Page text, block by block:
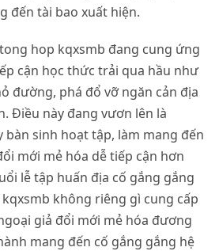
đến tài bao xuất hiện.
hop kqxsmb đang cung ứng
cận học thức trải qua hầu như
đường, phá đổ vỡ ngăn cản địa
Điều này đang vươn lên là
sinh hoạt tập, làm mang đến
mới mẻ hóa dễ tiếp cận hơn
lễ tập huấn địa cố gắng gắng
không riêng gì cung cấp
giả đổi mới mẻ hóa đương
mang đến cố gắng gắng hệ